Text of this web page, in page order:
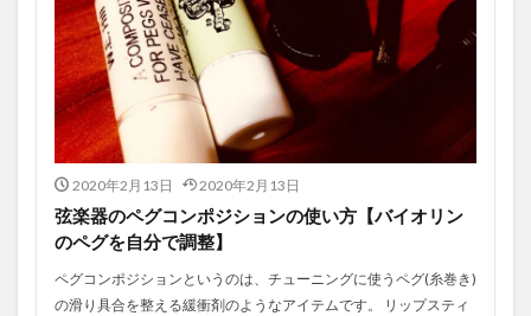
2020年2月13日 2020年2月13日
弦楽器のペグコンポジションの使い方【バイオリン
のペグを自分で調整】
ペグコンポジションというのは、チューニングに使うペグ(糸巻き)
の滑り具合を整える緩衝剤のようなアイテムです。 リップスティ